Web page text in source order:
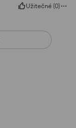
Užitečné (0)